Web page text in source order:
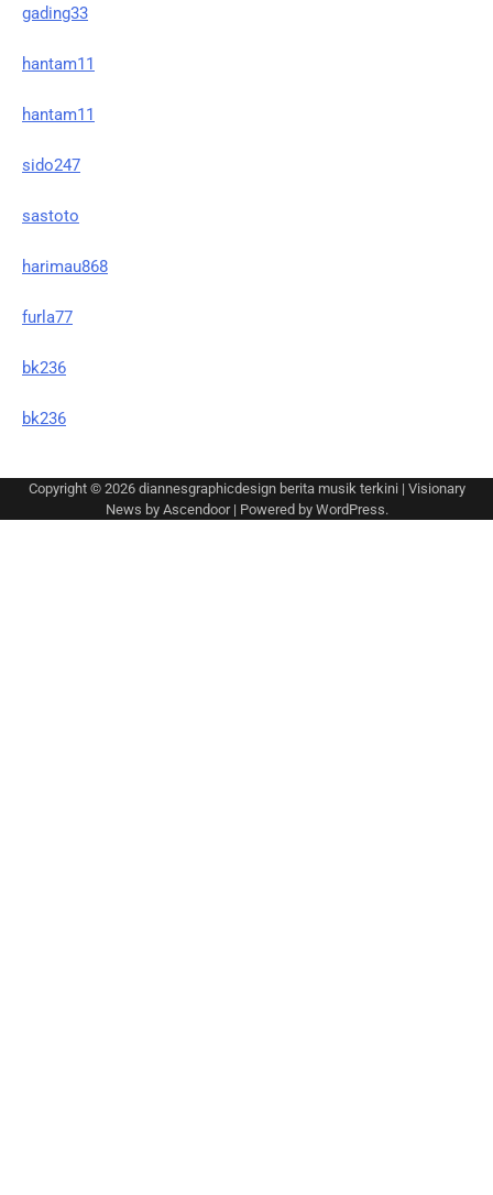
gading33
hantam11
hantam11
sido247
sastoto
harimau868
furla77
bk236
bk236
Copyright © 2026 diannesgraphicdesign berita musik terkini| Visionary
News by Ascendoor| Powered by WordPress.